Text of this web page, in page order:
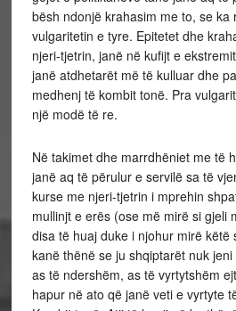
bësh ndonjë krahasim me to, se ka
vulgaritetin e tyre. Epitetet dhe
njeri-tjetrin, janë në kufijt e
janë atdhetarët më të kulluar dhe
medhenj të kombit tonë. Pra
një modë të re.
Në takimet dhe marrdhëniet me të
janë aq të përulur e servilë sa të
kurse me njeri-tjetrin i mprehin
mullinjt e erës (ose më mirë si gjeli
disa të huaj duke i njohur mirë këtë
kanë thënë se ju shqiptarët nuk
as të ndershëm, as të vyrtytshëm
hapur në ato që janë veti e vyrtyte